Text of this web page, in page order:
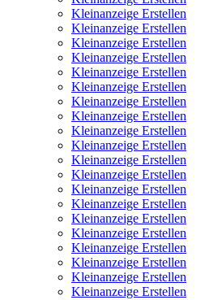
Kleinanzeige Erstellen
Kleinanzeige Erstellen
Kleinanzeige Erstellen
Kleinanzeige Erstellen
Kleinanzeige Erstellen
Kleinanzeige Erstellen
Kleinanzeige Erstellen
Kleinanzeige Erstellen
Kleinanzeige Erstellen
Kleinanzeige Erstellen
Kleinanzeige Erstellen
Kleinanzeige Erstellen
Kleinanzeige Erstellen
Kleinanzeige Erstellen
Kleinanzeige Erstellen
Kleinanzeige Erstellen
Kleinanzeige Erstellen
Kleinanzeige Erstellen
Kleinanzeige Erstellen
Kleinanzeige Erstellen